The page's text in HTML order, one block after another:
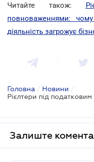
Читайте також:
повноваженнями: чому
діяльність загрожує
Головна / Новини /
Залиште